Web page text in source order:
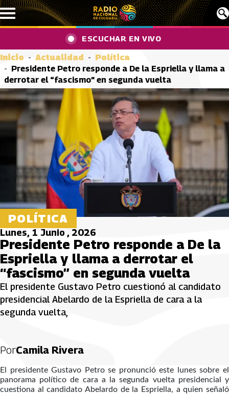
Pasar al contenido principal
ESCUCHAR EN VIVO
Inicio Actualidad
Política
Presidente Petro responde a De la Espriella y llama a
derrotar el “fascismo” en segunda vuelta
POLÍTICA
Lunes, 1 Junio , 2026
Presidente Petro responde a De la
Espriella y llama a derrotar el
“fascismo” en segunda vuelta
El presidente Gustavo Petro cuestionó al candidato
presidencial Abelardo de la Espriella de cara a la
segunda vuelta,
PorCamila Rivera
El presidente Gustavo Petro se pronunció este lunes sobre el
panorama político de cara a la segunda vuelta presidencial y
cuestiona al candidato Abelardo de la Espriella, a quien señaló